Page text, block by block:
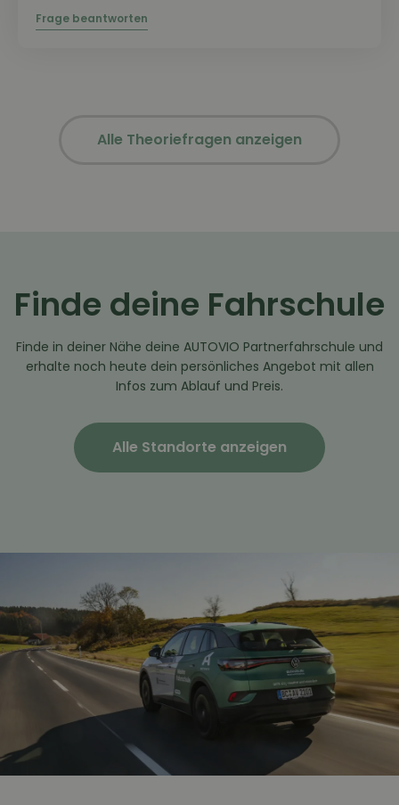
Alle Theoriefragen anzeigen
Finde deine Fahrschule
Finde in deiner Nähe deine AUTOVIO Partnerfahrschule und
erhalte noch heute dein persönliches Angebot mit allen
Infos zum Ablauf und Preis.
Alle Standorte anzeigen